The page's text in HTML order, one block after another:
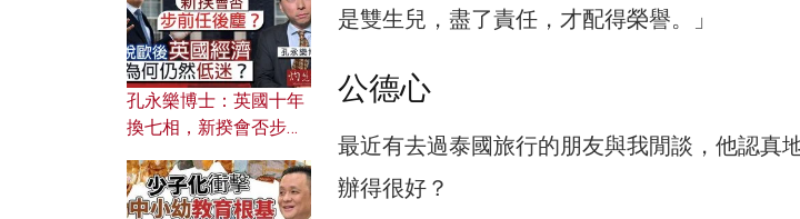
是雙生兒，盡了責任，才配得榮譽。」
公德心
最近有去過泰國旅行的朋友與我閒談，他認真
辦得很好？
孔永樂博士：英國十年
換七相，新揆會否步前
濟為何仍然低迷？